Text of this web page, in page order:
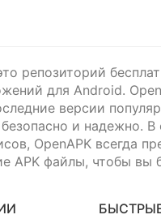
репозиторий
для Android.
версии
и надежно. В
OpenAPK всегда
APK файлы, чтобы вы